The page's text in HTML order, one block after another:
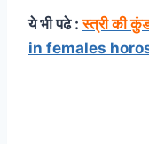
ये भी पढे :स्त्री की
in females